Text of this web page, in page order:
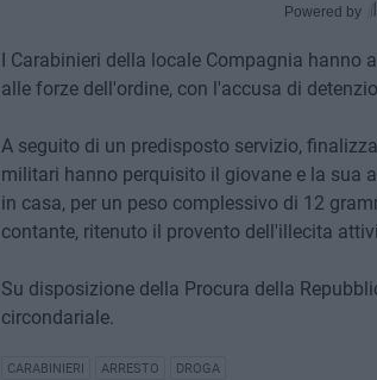
Powered by
I Carabinieri della locale Compagnia
alle forze dell'ordine, con l'accusa di
A seguito di un predisposto servizio,
militari hanno perquisito il giovane e la sua
in casa, per un peso complessivo di 12
contante, ritenuto il provento dell'illecita
Su disposizione della Procura della
circondariale.
CARABINIERI ARRESTO DROGA